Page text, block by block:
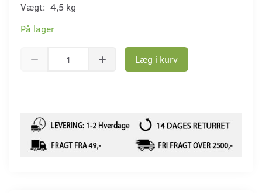
Vægt: 4,5 kg
På lager
Læg i kurv